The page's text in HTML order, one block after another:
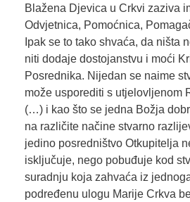
Blažena Djevica u Crkvi zaziva
Odvjetnica, Pomoćnica,
Ipak se to tako shvaća, da ništa
niti dodaje dostojanstvu i moći
Posrednika. Nijedan se naime
može usporediti s utjelovljenom
(…) i kao što se jedna Božja
na različite načine stvarno
jedino posredništvo Otkupitelja
isključuje, nego pobuđuje kod
suradnju koja zahvaća iz
podređenu ulogu Marije Crkva